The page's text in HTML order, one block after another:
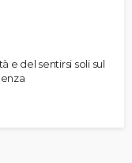
e del sentirsi soli sul